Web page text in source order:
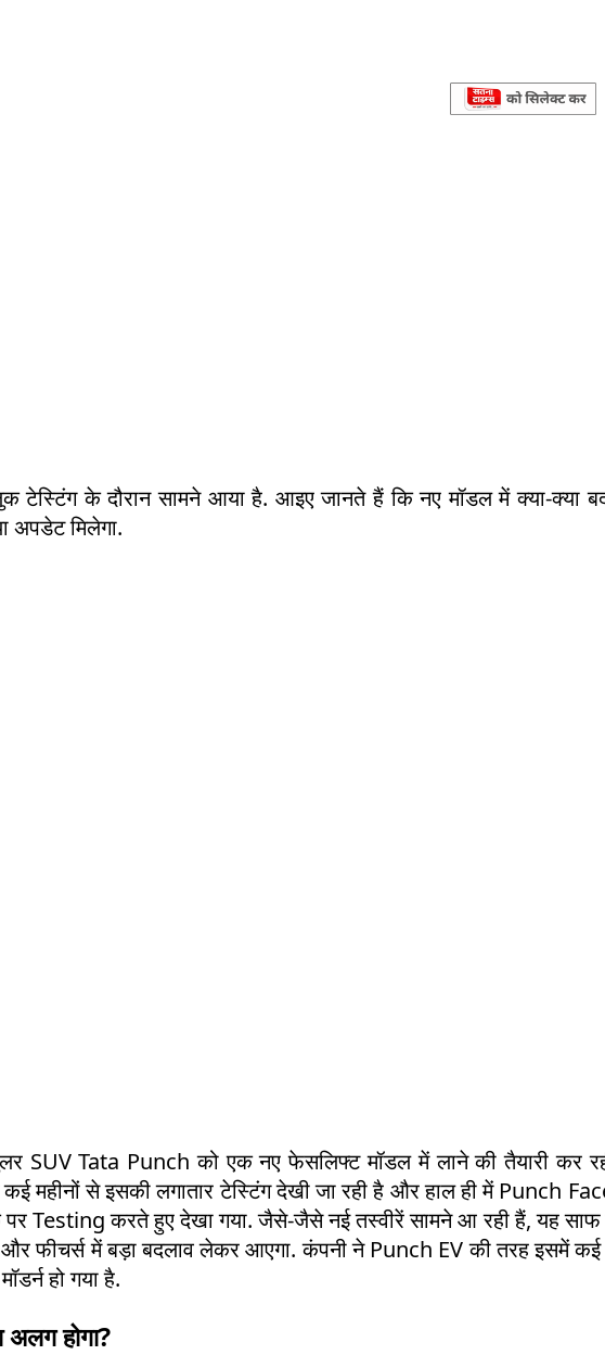
टेस्टिंग के दौरान सामने आया है. आइए जानते हैं कि नए मॉडल में क्या-क्या
अपडेट मिलेगा.
SUV Tata Punch को एक नए फेसलिफ्ट मॉडल में लाने की तैयारी कर
महीनों से इसकी लगातार टेस्टिंग देखी जा रही है और हाल ही में Punch
Testing करते हुए देखा गया. जैसे-जैसे नई तस्वीरें सामने आ रही हैं, यह साफ
फीचर्स में बड़ा बदलाव लेकर आएगा. कंपनी ने Punch EV की तरह इसमें कई
हो गया है.
होगा?